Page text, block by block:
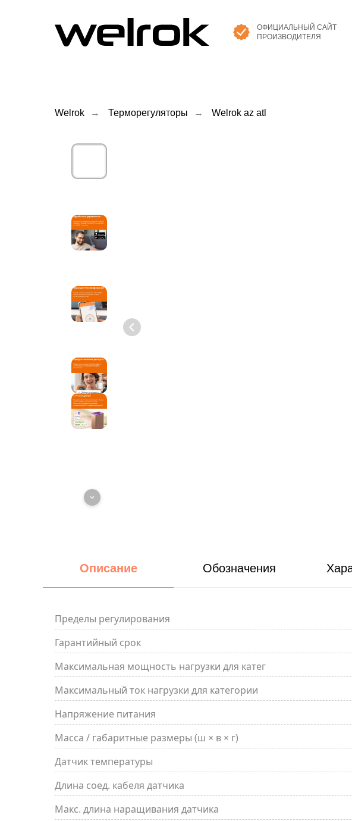
ОФИЦИАЛЬНЫЙ САЙТ
ПРОИЗВОДИТЕЛЯ
Welrok → Терморегуляторы → Welrok az atl
Описание Обозначения
Пределы регулирования
Гарантийный срок
Максимальная мощность нагрузки для катег
Максимальный ток нагрузки для категории
Напряжение питания
Масса / габаритные размеры (ш × в × г)
Датчик температуры
Длина соед. кабеля датчика
Макс. длина наращивания датчика